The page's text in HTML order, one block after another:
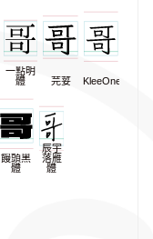
一點明
體
芫荽 KleeOne
饅頭黑
體
辰宇
落雁
體